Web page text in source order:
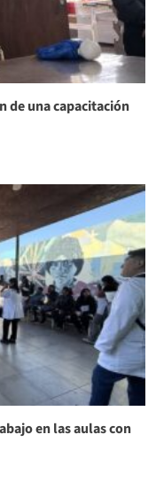
de una capacitación
en las aulas con